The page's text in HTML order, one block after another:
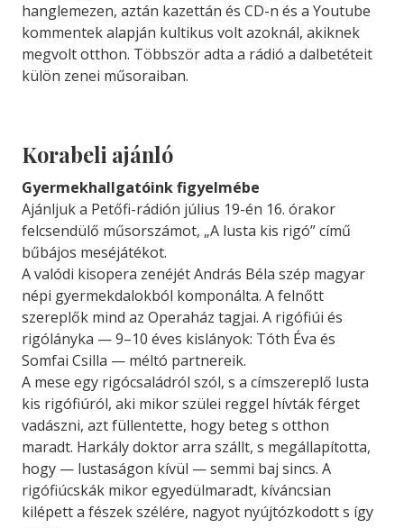
hanglemezen, aztán kazettán és CD-n és a Youtube
kommentek alapján kultikus volt azoknál, akiknek
megvolt otthon. Többször adta a rádió a dalbetéteit
külön zenei műsoraiban.
Korabeli ajánló
Gyermekhallgatóink figyelmébe
Ajánljuk a Petőfi-rádión július 19-én 16. órakor
felcsendülő műsorszámot, „A lusta kis rigó” című
bűbájos meséjátékot.
A valódi kisopera zenéjét András Béla szép magyar
népi gyermekdalokból komponálta. A felnőtt
szereplők mind az Operaház tagjai. A rigófiúi és
rigólányka — 9–10 éves kislányok: Tóth Éva és
Somfai Csilla — méltó partnereik.
A mese egy rigócsaládról szól, s a címszereplő lusta
kis rigófiúról, aki mikor szülei reggel hívták férget
vadászni, azt füllentette, hogy beteg s otthon
maradt. Harkály doktor arra szállt, s megállapította,
hogy — lustaságon kívül — semmi baj sincs. A
rigófiúcskák mikor egyedülmaradt, kíváncsian
kilépett a fészek szélére, nagyot nyújtózkodott s így